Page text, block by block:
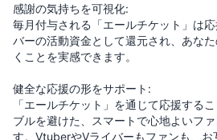
感謝の気持ちを可視化:
毎月付与される「エールチケット」は
バーの活動資金として還元され、あな
くことを実感できます。
健全な応援の形をサポート:
「エールチケット」を通じて応援する
ブルを避けた、スマートで心地よいフ
す。VtuberやVライバーもファンも、